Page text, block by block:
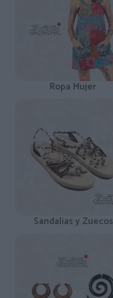
Ropa Mujer
Sandalias y Zuecos